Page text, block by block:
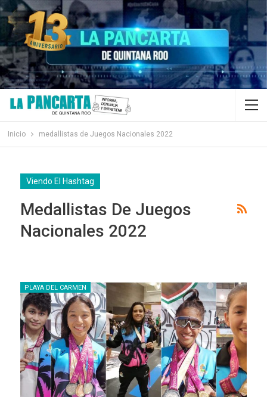
Inicio medallistas de Juegos Nacionales 2022
Viendo El Hashtag
Medallistas De Juegos
Nacionales 2022
PLAYA DEL CARMEN